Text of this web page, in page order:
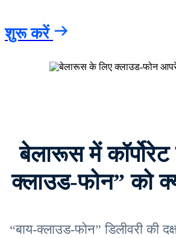
शुरू करें
बेलारूस में कॉर्पोरेट
क्लाउड-फोन” को
“बाय-क्लाउड-फोन” डिलीवरी की